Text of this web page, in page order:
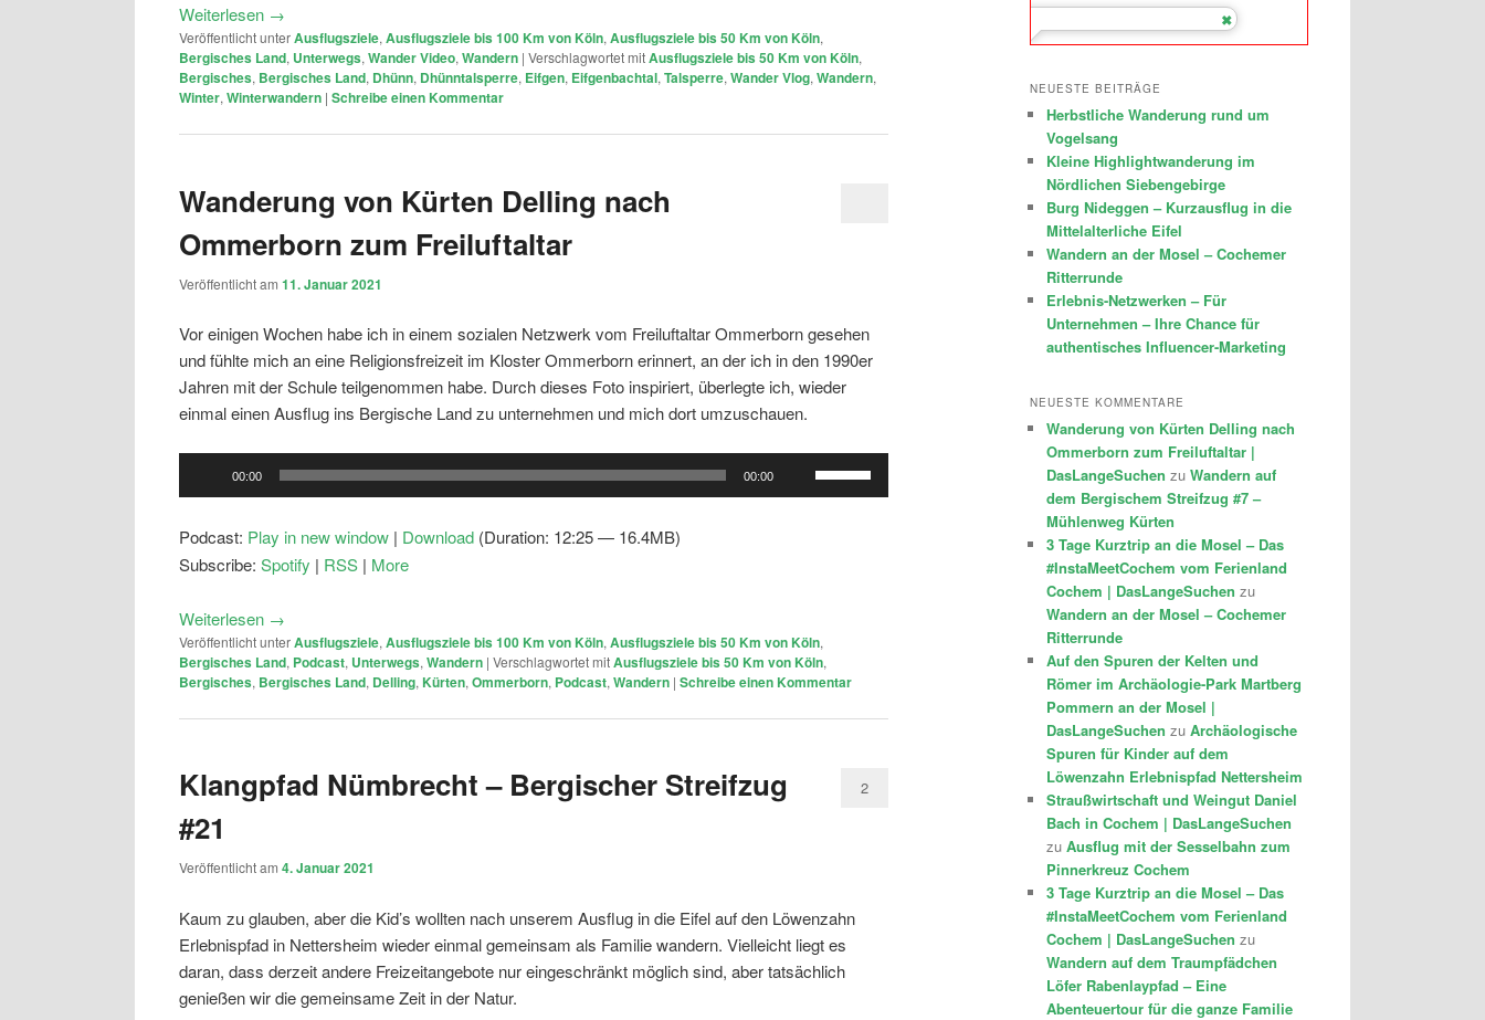
Weiterlesen →
Veröffentlicht unterAusflugsziele, Ausflugsziele bis 100 Km von Köln, Ausflugsziele bis 50 Km von Köln,
Bergisches Land, Unterwegs, Wander Video, Wandern | Verschlagwortet mitAusflugsziele bis 50 Km von Köln,
Bergisches, Bergisches Land, Dhünn, Dhünntalsperre, Eifgen, Eifgenbachtal, Talsperre, Wander Vlog, Wandern,
Winter, Winterwandern | Schreibe einen Kommentar
Wanderung von Kürten Delling nach
Ommerborn zum Freiluftaltar
Veröffentlicht am 11. Januar 2021
Vor einigen Wochen habe ich in einem sozialen Netzwerk vom Freiluftaltar Ommerborn gesehen
und fühlte mich an eine Religionsfreizeit im Kloster Ommerborn erinnert, an der ich in den 1990er
Jahren mit der Schule teilgenommen habe. Durch dieses Foto inspiriert, überlegte ich, wieder
einmal einen Ausflug ins Bergische Land zu unternehmen und mich dort umzuschauen.
Player
00:00 00:00
regeln.
Podcast: Play in new window | Download (Duration: 12:25 — 16.4MB)
Subscribe: Spotify | RSS | More
Weiterlesen →
Veröffentlicht unterAusflugsziele, Ausflugsziele bis 100 Km von Köln, Ausflugsziele bis 50 Km von Köln,
Bergisches Land, Podcast, Unterwegs, Wandern | Verschlagwortet mitAusflugsziele bis 50 Km von Köln,
Bergisches, Bergisches Land, Delling, Kürten, Ommerborn, Podcast, Wandern | Schreibe einen Kommentar
Klangpfad Nümbrecht – Bergischer Streifzug
#21
Veröffentlicht am 4. Januar 2021
2
Kaum zu glauben, aber die Kid’s wollten nach unserem Ausflug in die Eifel auf den Löwenzahn
Erlebnispfad in Nettersheim wieder einmal gemeinsam als Familie wandern. Vielleicht liegt es
daran, dass derzeit andere Freizeitangebote nur eingeschränkt möglich sind, aber tatsächlich
genießen wir die gemeinsame Zeit in der Natur.
NEUESTE BEITRÄGE
Herbstliche Wanderung rund um
Vogelsang
Kleine Highlightwanderung im
Nördlichen Siebengebirge
Burg Nideggen – Kurzausflug in die
Mittelalterliche Eifel
Wandern an der Mosel – Cochemer
Ritterrunde
Erlebnis-Netzwerken – Für
Unternehmen – Ihre Chance für
authentisches Influencer-Marketing
NEUESTE KOMMENTARE
Wanderung von Kürten Delling nach
Ommerborn zum Freiluftaltar |
DasLangeSuchen zu Wandern auf
dem Bergischem Streifzug #7 –
Mühlenweg Kürten
3 Tage Kurztrip an die Mosel – Das
#InstaMeetCochem vom Ferienland
Cochem | DasLangeSuchen zu
Wandern an der Mosel – Cochemer
Ritterrunde
Auf den Spuren der Kelten und
Römer im Archäologie-Park Martberg
Pommern an der Mosel |
DasLangeSuchen zu Archäologische
Spuren für Kinder auf dem
Löwenzahn Erlebnispfad Nettersheim
Straußwirtschaft und Weingut Daniel
Bach in Cochem | DasLangeSuchen
zu Ausflug mit der Sesselbahn zum
Pinnerkreuz Cochem
3 Tage Kurztrip an die Mosel – Das
#InstaMeetCochem vom Ferienland
Cochem | DasLangeSuchen zu
Wandern auf dem Traumpfädchen
Löfer Rabenlaypfad – Eine
Abenteuertour für die ganze Familie